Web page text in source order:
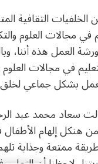
الخلفيات الثقافية
في مجالات العلوم
العمل هذه أننا،
في مجالات
بشكل جماعي لخلق
سعاد محمد عبد
إلهام الأطفال في
ممتعة وجذابة